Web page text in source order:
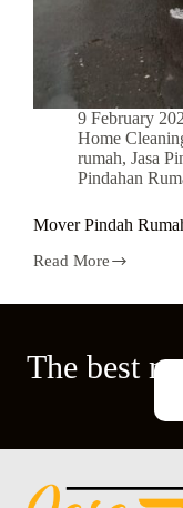
9 February
Home
rumah, Jasa
Pindahan
Mover Pindah
Read More
The best